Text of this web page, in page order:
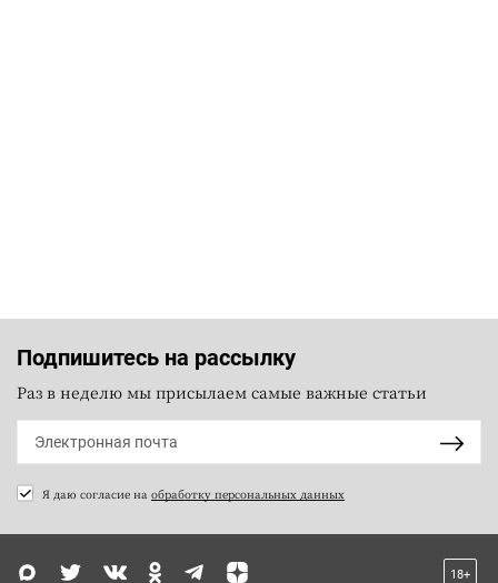
Подпишитесь на рассылку
Раз в неделю мы присылаем самые важные статьи
Я даю согласие на обработку персональных данных
18+